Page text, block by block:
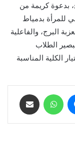
بدعوة كريمة من
للمرأة بدمياط
البرج، والفاعلية
الطلاب
الكلية المناسبة
ماسنجر واتساب